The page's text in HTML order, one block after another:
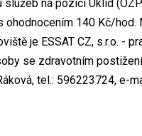
na pozici Úklid
140 Kč/hod.
je ESSAT CZ, s.r.o. -
se zdravotním
tel.: 596223724, e-